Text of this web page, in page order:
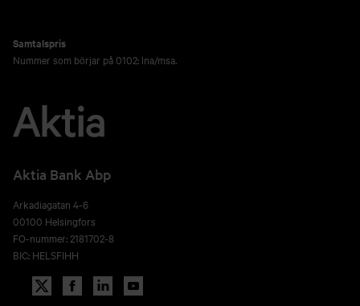
Samtalspris
Nummer som börjar på 0102: lna/msa.
Aktia Bank Abp
Arkadiagatan 4-6
00100 Helsingfors
FO-nummer: 2181702-8
BIC: HELSFIHH